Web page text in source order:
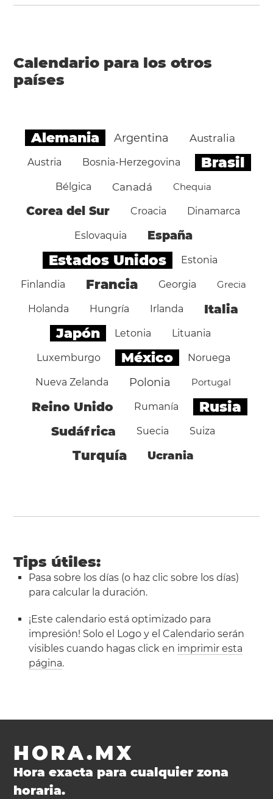
Calendario para los otros
países
Alemania Argentina Australia
Austria Bosnia-Herzegovina Brasil
Bélgica Canadá Chequia
Corea del Sur Croacia Dinamarca
Eslovaquia España
Estados Unidos Estonia
Finlandia Francia Georgia Grecia
Holanda Hungría Irlanda Italia
Japón Letonia Lituania
Luxemburgo México Noruega
Nueva Zelanda Polonia Portugal
Reino Unido Rumanía Rusia
Sudáfrica Suecia Suiza
Turquía Ucrania
Tips útiles:
Pasa sobre los días (o haz clic sobre los días)
para calcular la duración.
¡Este calendario está optimizado para
impresión! Solo el Logo y el Calendario serán
visibles cuando hagas click en imprimir esta
página.
HORA.MX
Hora exacta para cualquier zona
horaria.